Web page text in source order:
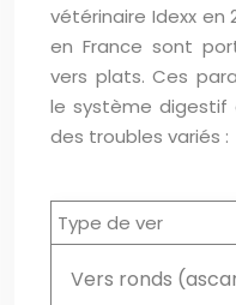
vétérinaire Idexx en
en France sont
vers plats. Ces
le système
des troubles variés :
Type de ver
Vers ronds